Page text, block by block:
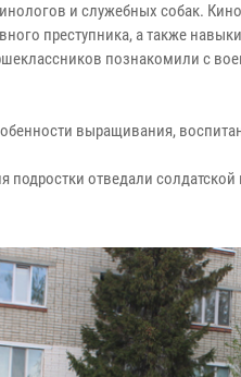
и служебных собак.
преступника, а также
познакомили с
выращивания,
подростки отведали